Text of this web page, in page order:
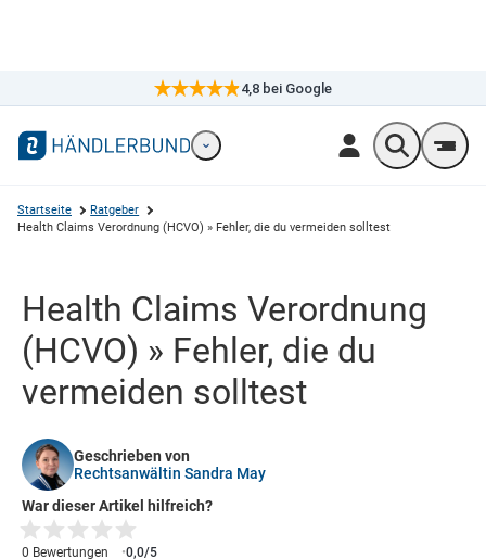
×
4,8 bei Google
Markennavigation öffnenWonach
Startseite
Ratgeber
Health Claims Verordnung (HCVO) » Fehler, die du vermeiden solltest
Health Claims Verordnung
(HCVO) » Fehler, die du
vermeiden solltest
Geschrieben von
Rechtsanwältin Sandra May
War dieser Artikel hilfreich?
0 Bewertungen 0,0/5